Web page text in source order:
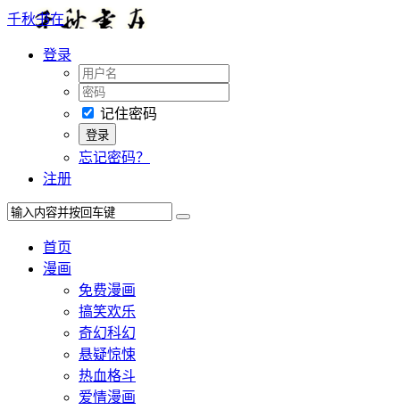
千秋书在
登录
记住密码
忘记密码？
注册
首页
漫画
免费漫画
搞笑欢乐
奇幻科幻
悬疑惊悚
热血格斗
爱情漫画